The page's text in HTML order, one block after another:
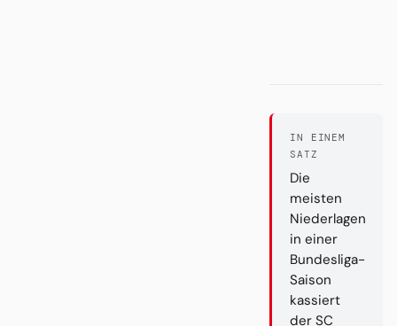
IN EINEM
SATZ
Die
meisten
Niederlagen
in einer
Bundesliga-
Saison
kassiert
der SC